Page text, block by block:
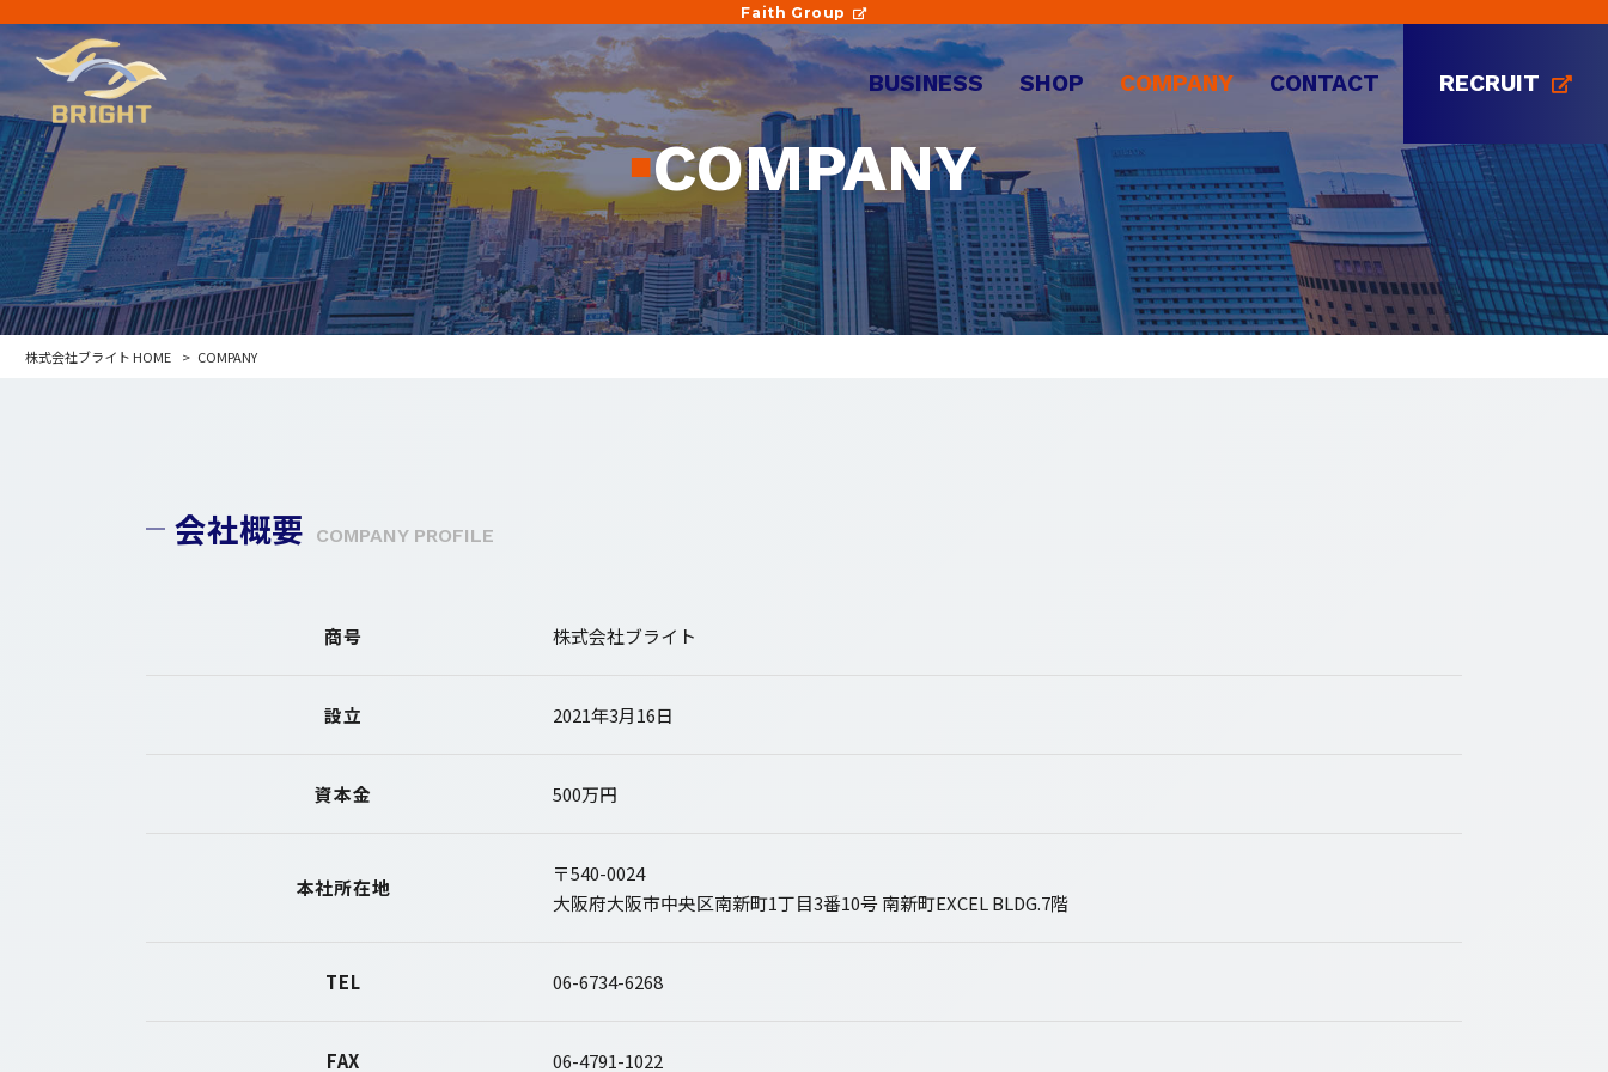
Faith Group
BUSINESS SHOP COMPANY CONTACT RECRUIT
COMPANY
株式会社ブライト HOME > COMPANY
会社概要 COMPANY PROFILE
商号 株式会社ブライト
設立 2021年3月16日
資本金 500万円
本社所在地
〒540-0024
大阪府大阪市中央区南新町1丁目3番10号 南新町EXCEL BLDG.7階
TEL 06-6734-6268
FAX 06-4791-1022